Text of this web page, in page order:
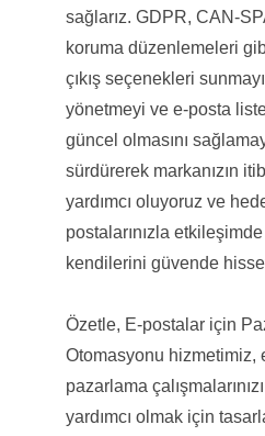
sağlarız. GDPR, CAN-
koruma düzenlemeleri
çıkış seçenekleri
yönetmeyi ve e-posta
güncel olmasını
sürdürerek markanızın
yardımcı oluyoruz ve
postalarınızla
kendilerini güvende
Özetle, E-postalar için
Otomasyonu hizmetimiz,
pazarlama
yardımcı olmak için